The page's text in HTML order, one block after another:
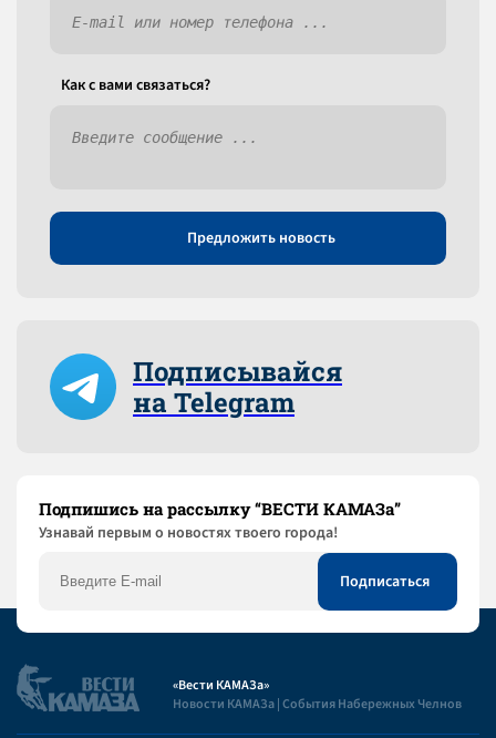
Как c вами связаться?
Предложить новость
Подписывайся
на Telegram
Подпишись на рассылку “ВЕСТИ КАМАЗа”
Узнaвай первым о новостях твоего города!
«Вести КАМАЗа»
Новости КАМАЗа | События Набережных Челнов